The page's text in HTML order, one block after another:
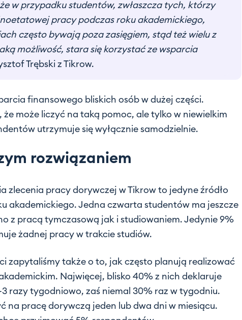
w przypadku studentów, zwłaszcza tych, którzy
pracy podczas roku akademickiego,
często bywają poza zasięgiem, stąd też wielu z
możliwość, stara się korzystać ze wsparcia
Trębski z Tikrow.
finansowego bliskich osób w dużej części.
że może liczyć na taką pomoc, ale tylko w niewielkim
utrzymuje się wyłącznie samodzielnie.
rozwiązaniem
zlecenia pracy dorywczej w Tikrow to jedyne źródło
akademickiego. Jedna czwarta studentów ma jeszcze
z pracą tymczasową jak i studiowaniem. Jedynie 9%
żadnej pracy w trakcie studiów.
zapytaliśmy także o to, jak często planują realizować
Najwięcej, blisko 40% z nich deklaruje
razy tygodniowo, zaś niemal 30% raz w tygodniu.
na pracę dorywczą jeden lub dwa dni w miesiącu.